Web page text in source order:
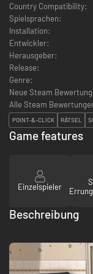
Country Compatibility:
Spielsprachen:
Installation:
Entwickler:
Herausgeber:
Release:
Genre:
Neue Steam
Alle Steam
POINT-&-CLICK RÄTSEL
Game features
Einzelspieler
Beschreibung